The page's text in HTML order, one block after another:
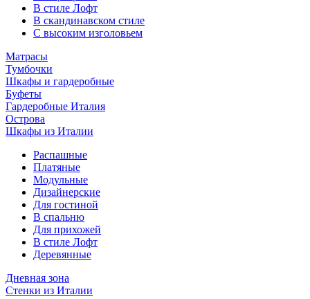
В стиле Лофт
В скандинавском стиле
С высоким изголовьем
Матрасы
Тумбочки
Шкафы и гардеробные
Буфеты
Гардеробные Италия
Острова
Шкафы из Италии
Распашные
Платяные
Модульные
Дизайнерские
Для гостиной
В спальню
Для прихожей
В стиле Лофт
Деревянные
Дневная зона
Стенки из Италии